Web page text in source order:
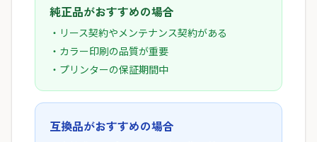
純正品がおすすめの場合
・リース契約やメンテナンス契約がある
・カラー印刷の品質が重要
・プリンターの保証期間中
互換品がおすすめの場合